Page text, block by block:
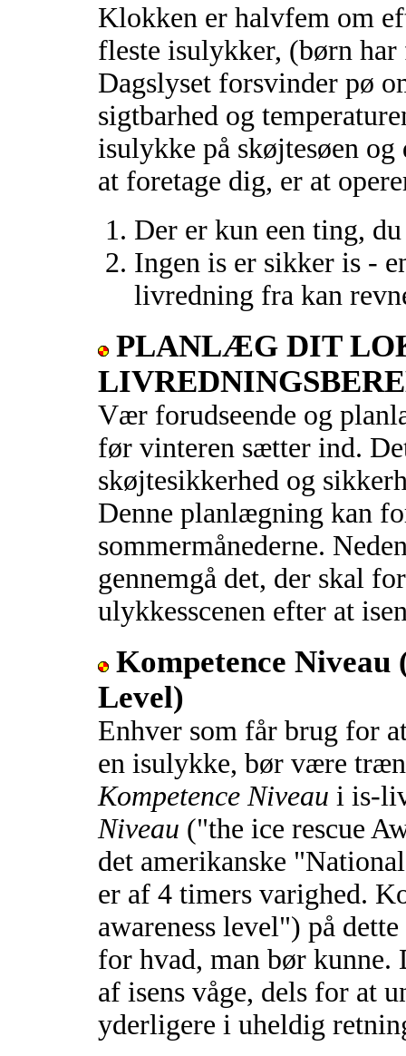
Klokken er halvfem om
fleste isulykker, (børn
Dagslyset forsvinder pø
sigtbarhed og
isulykke på skøjtesøen
at foretage dig, er at
Der er kun een ting,
Ingen is er sikker is -
livredning fra kan
PLANLÆG DIT
Vær forudseende og
før vinteren sætter ind.
skøjtesikkerhed og
Denne planlægning kan
sommermånederne.
gennemgå det, der skal
ulykkesscenen efter at
Kompetence Niveau
Level)
Enhver som får brug for
en isulykke, bør være
Kompetence Niveau i is-
Niveau ("the ice rescue
det amerikanske
er af 4 timers varighed.
awareness level") på
for hvad, man bør kunne.
af isens våge, dels for at
yderligere i uheldig